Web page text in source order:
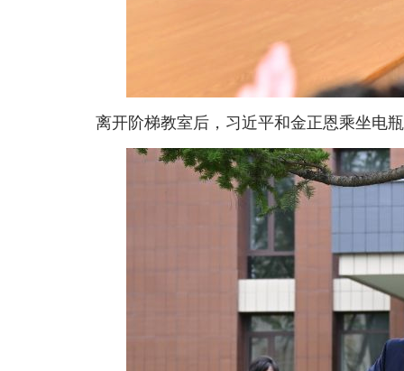
离开阶梯教室后，习近平和金正恩乘坐电瓶